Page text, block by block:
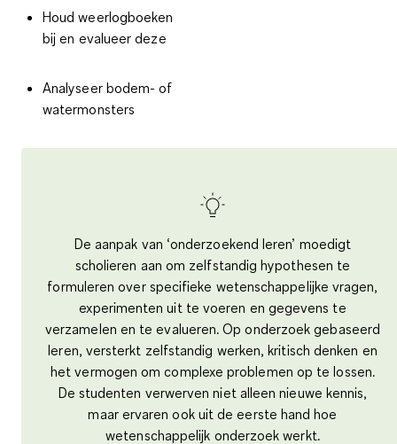
Houd weerlogboeken
bij en evalueer deze
Analyseer bodem- of
watermonsters
De aanpak van ‘onderzoekend leren’ moedigt
scholieren aan om zelfstandig hypothesen te
formuleren over specifieke wetenschappelijke vragen,
experimenten uit te voeren en gegevens te
verzamelen en te evalueren. Op onderzoek gebaseerd
leren, versterkt zelfstandig werken, kritisch denken en
het vermogen om complexe problemen op te lossen.
De studenten verwerven niet alleen nieuwe kennis,
maar ervaren ook uit de eerste hand hoe
wetenschappelijk onderzoek werkt.